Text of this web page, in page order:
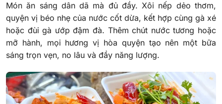
Món ăn sáng dân dã mà đủ đầy. Xôi nếp dẻo thơm,
quyện vị béo nhẹ của nước cốt dừa, kết hợp cùng gà xé
hoặc đùi gà ướp đậm đà. Thêm chút nước tương hoặc
mỡ hành, mọi hương vị hòa quyện tạo nên một bữa
sáng trọn vẹn, no lâu và đầy năng lượng.